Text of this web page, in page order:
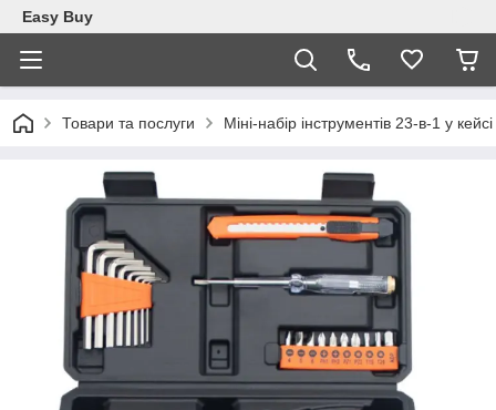
Easy Buy
Товари та послуги Міні-набір інструментів 23-в-1 у